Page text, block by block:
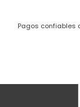
Pagos confiables